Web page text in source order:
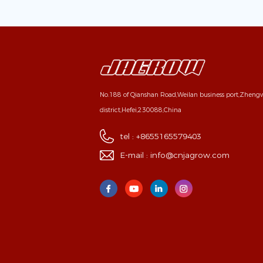
No.188 of Qianshan Road,Weilan business
district,Hefei,230088,China
tel :+8655165579403
E-mail :info@cnjagrow.com